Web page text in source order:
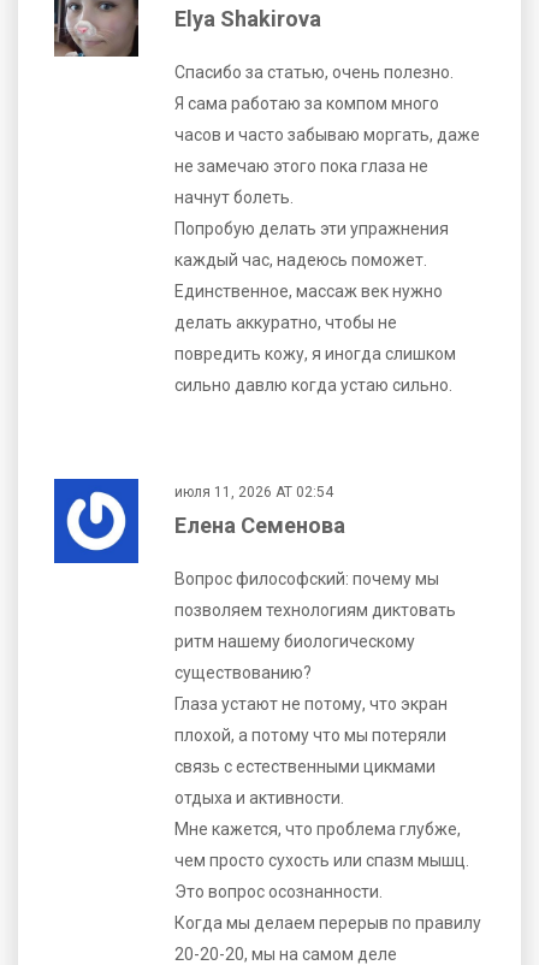
Elya Shakirova
Спасибо за статью, очень полезно.
Я сама работаю за компом много
часов и часто забываю моргать, даже
не замечаю этого пока глаза не
начнут болеть.
Попробую делать эти упражнения
каждый час, надеюсь поможет.
Единственное, массаж век нужно
делать аккуратно, чтобы не
повредить кожу, я иногда слишком
сильно давлю когда устаю сильно.
июля 11, 2026 AT 02:54
Елена Семенова
Вопрос философский: почему мы
позволяем технологиям диктовать
ритм нашему биологическому
существованию?
Глаза устают не потому, что экран
плохой, а потому что мы потеряли
связь с естественными цикмами
отдыха и активности.
Мне кажется, что проблема глубже,
чем просто сухость или спазм мышц.
Это вопрос осознанности.
Когда мы делаем перерыв по правилу
20-20-20, мы на самом деле